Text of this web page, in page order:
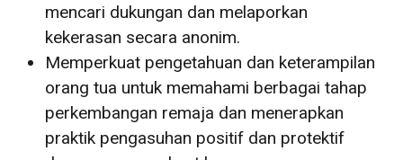
mencari dukungan dan melaporkan
kekerasan secara anonim.
Memperkuat pengetahuan dan keterampilan
orang tua untuk memahami berbagai tahap
perkembangan remaja dan menerapkan
praktik pengasuhan positif dan protektif